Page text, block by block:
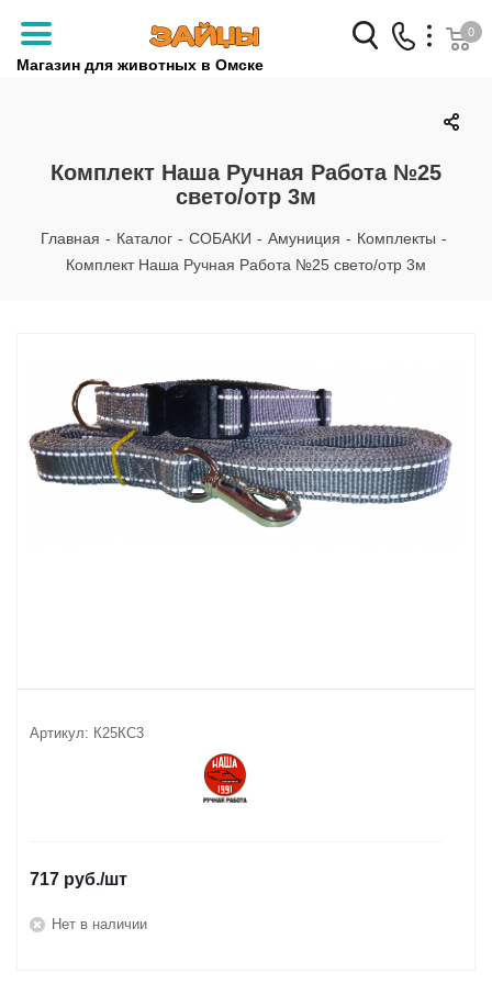
Магазин для животных в Омске
Заказать звонок
+7 (3812) 79-04-04
+7 (950) 959-88-32
0
Комплект Наша Ручная Работа №25
свето/отр 3м
Главная - Каталог - СОБАКИ - Амуниция - Комплекты -
Комплект Наша Ручная Работа №25 свето/отр 3м
Артикул: К25КС3
717 руб./шт
Нет в наличии